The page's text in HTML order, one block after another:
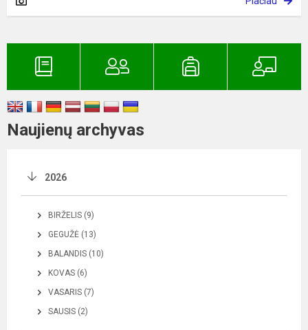
Naujienų archyvas
2026
BIRŽELIS (9)
GEGUŽĖ (13)
BALANDIS (10)
KOVAS (6)
VASARIS (7)
SAUSIS (2)